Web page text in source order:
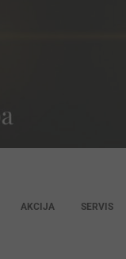
AKCIJA SERVIS